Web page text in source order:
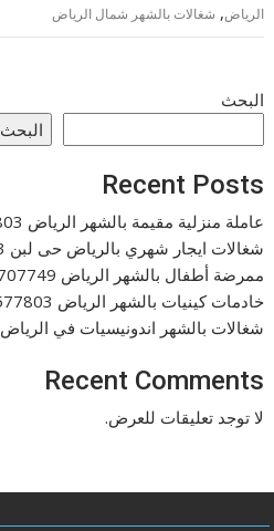
الرياض, شغالات بالشهر شمال الرياض
البحث
البحث
Recent Posts
عاملة منزلية مقيمة بالشهر الرياض 0594577803
شغالات ايجار شهري بالرياض حى لبن 0594577803
ممرضة أطفال بالشهر الرياض 0583707749
خادمات كينيات بالشهر الرياض 0594577803
شغالات بالشهر اندونيسيات في الرياض 0594577803
Recent Comments
لا توجد تعليقات للعرض.